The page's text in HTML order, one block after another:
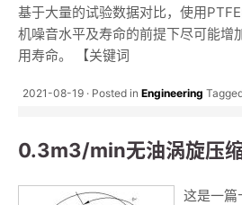
基于大量的试验数据对比，使用
机噪音水平及寿命的前提下尽可能增
用寿命。 【关键词
2021-08-19 Posted in Engineering
0.3m3/min无油涡旋压
这是一篇